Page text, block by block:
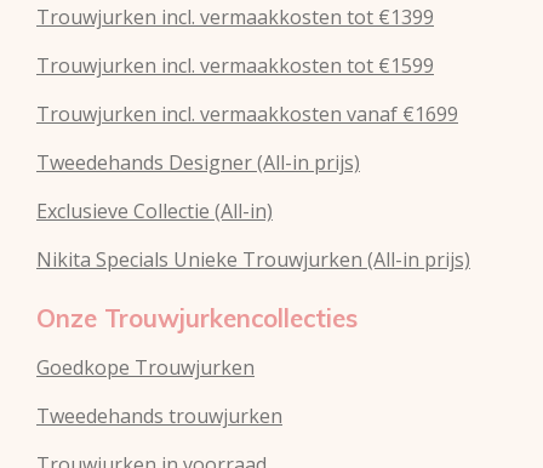
Trouwjurken incl. vermaakkosten tot €1399
Trouwjurken incl. vermaakkosten tot €1599
Trouwjurken incl. vermaakkosten vanaf €1699
Tweedehands Designer (All-in prijs)
Exclusieve Collectie (All-in)
Nikita Specials Unieke Trouwjurken (All-in prijs)
Onze Trouwjurkencollecties
Goedkope Trouwjurken
Tweedehands trouwjurken